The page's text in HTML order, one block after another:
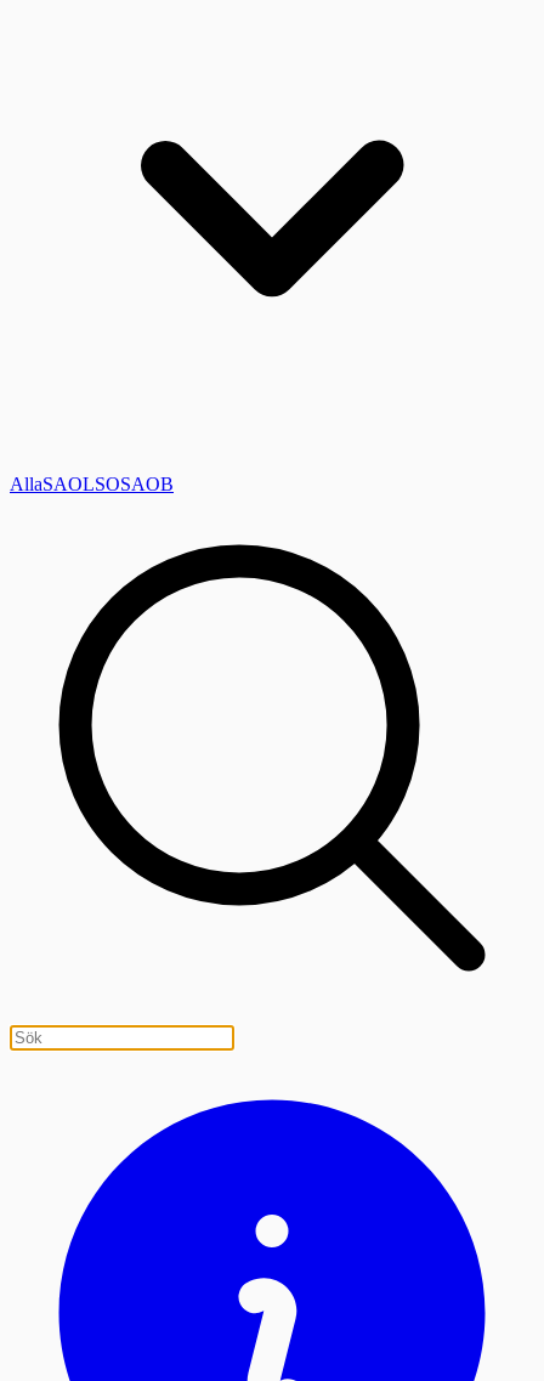
AllaSAOLSOSAOB